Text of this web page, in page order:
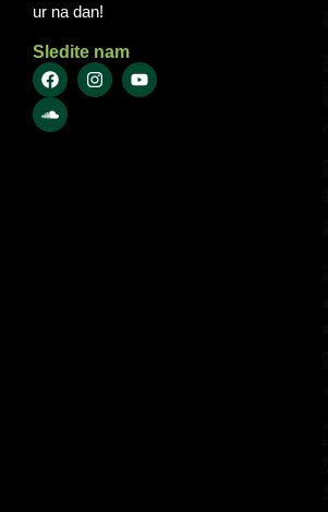
ur na dan!
Sledite nam